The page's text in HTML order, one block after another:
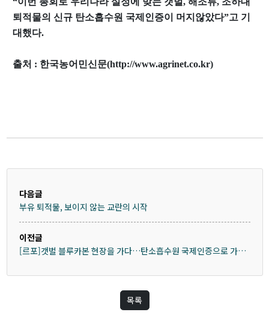
퇴적물의 신규 탄소흡수원 국제인증이 머지않았다”고 기
대했다.
출처 : 한국농어민신문(http://www.agrinet.co.kr)
다음글
부유 퇴적물, 보이지 않는 교란의 시작
이전글
[르포]갯벌 블루카본 현장을 가다…탄소흡수원 국제인증으로 가는
목록
Vision & Goal
Products
Presentations